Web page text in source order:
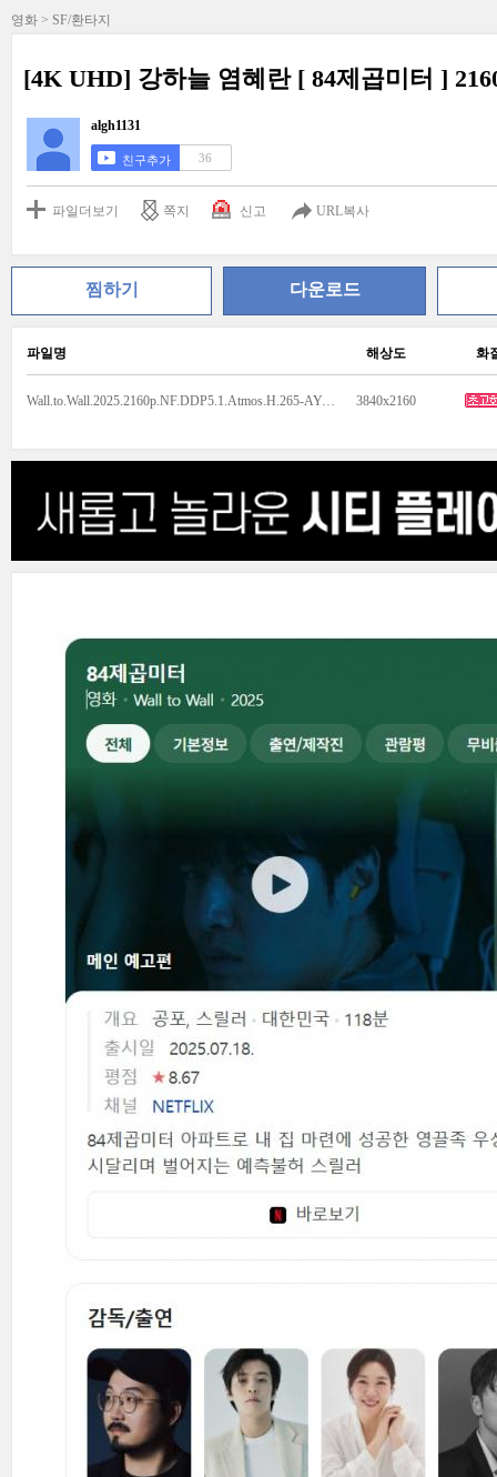
영화 > SF/환타지
[4K UHD] 강하늘 염혜란 [ 84제곱미터 ]
algh1131
친구추가 36
파일더보기 쪽지 신고 URL복사
찜하기 다운로드
파일명 해상도 화
Wall.to.Wall.2025.2160p.NF.DDP5.1.Atmos.H.265-AYA.mkv 3840x2160